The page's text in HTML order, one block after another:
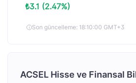
₺3.1 (2.47%)
Son güncelleme: 18:10:00 GMT+3
ACSEL Hisse ve Finansal